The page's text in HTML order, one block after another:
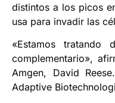
distintos a los picos
usa para invadir las
«Estamos tratando
complementario»,
Amgen, David
Adaptive